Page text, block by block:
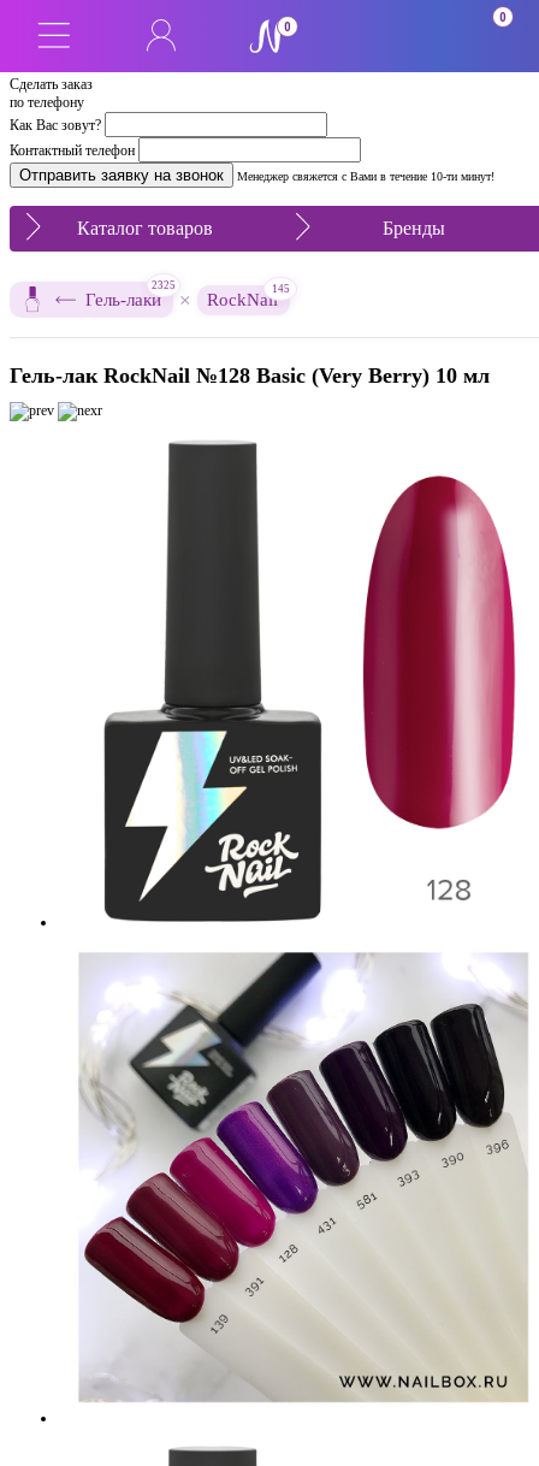
Сделать заказ
по телефону
Как Вас зовут?
Контактный телефон
Менеджер свяжется с Вами в течение 10-ти минут!
0
0
Каталог товаров Бренды
Гель-лаки
2325
× RockNail
145
Гель-лак RockNail №128 Basic (Very Berry) 10 мл